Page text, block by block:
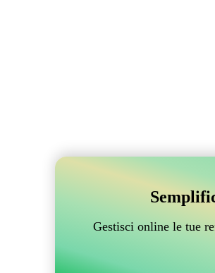
Gestisci online le tue